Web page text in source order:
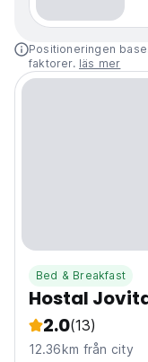
Positioneringen
faktorer. läs mer
Bed & Breakfast
Hostal
2.0(13)
12.36km från city